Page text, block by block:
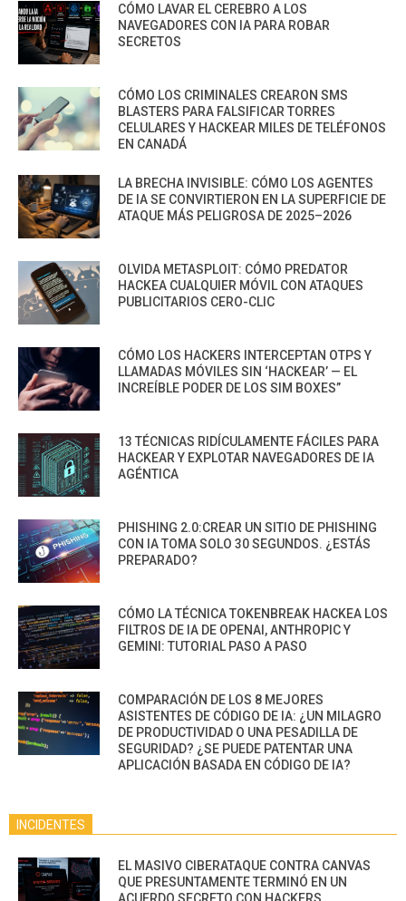
CÓMO LAVAR EL CEREBRO A LOS
NAVEGADORES CON IA PARA ROBAR
SECRETOS
CÓMO LOS CRIMINALES CREARON SMS
BLASTERS PARA FALSIFICAR TORRES
CELULARES Y HACKEAR MILES DE TELÉFONOS
EN CANADÁ
LA BRECHA INVISIBLE: CÓMO LOS AGENTES
DE IA SE CONVIRTIERON EN LA SUPERFICIE DE
ATAQUE MÁS PELIGROSA DE 2025–2026
OLVIDA METASPLOIT: CÓMO PREDATOR
HACKEA CUALQUIER MÓVIL CON ATAQUES
PUBLICITARIOS CERO-CLIC
CÓMO LOS HACKERS INTERCEPTAN OTPS Y
LLAMADAS MÓVILES SIN ‘HACKEAR’ — EL
INCREÍBLE PODER DE LOS SIM BOXES”
13 TÉCNICAS RIDÍCULAMENTE FÁCILES PARA
HACKEAR Y EXPLOTAR NAVEGADORES DE IA
AGÉNTICA
PHISHING 2.0:CREAR UN SITIO DE PHISHING
CON IA TOMA SOLO 30 SEGUNDOS. ¿ESTÁS
PREPARADO?
CÓMO LA TÉCNICA TOKENBREAK HACKEA LOS
FILTROS DE IA DE OPENAI, ANTHROPIC Y
GEMINI: TUTORIAL PASO A PASO
COMPARACIÓN DE LOS 8 MEJORES
ASISTENTES DE CÓDIGO DE IA: ¿UN MILAGRO
DE PRODUCTIVIDAD O UNA PESADILLA DE
SEGURIDAD? ¿SE PUEDE PATENTAR UNA
APLICACIÓN BASADA EN CÓDIGO DE IA?
INCIDENTES
EL MASIVO CIBERATAQUE CONTRA CANVAS
QUE PRESUNTAMENTE TERMINÓ EN UN
ACUERDO SECRETO CON HACKERS